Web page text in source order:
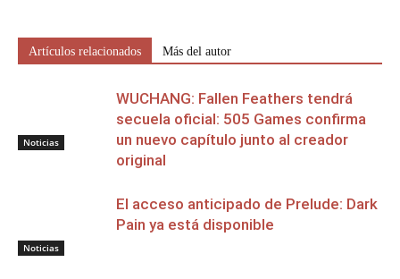
Artículos relacionados Más del autor
Noticias
WUCHANG: Fallen Feathers tendrá
secuela oficial: 505 Games confirma
un nuevo capítulo junto al creador
original
Noticias
El acceso anticipado de Prelude: Dark
Pain ya está disponible